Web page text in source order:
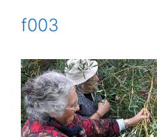
f003